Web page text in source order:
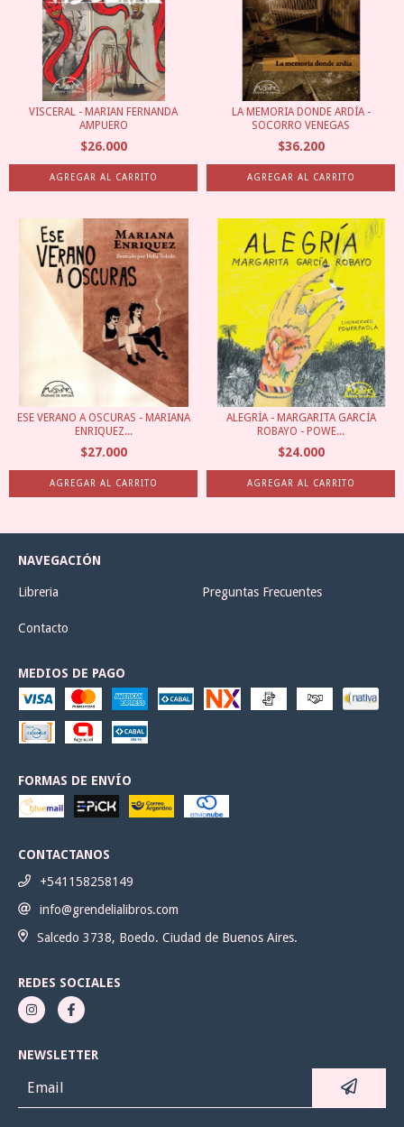
VISCERAL - MARIAN FERNANDA
AMPUERO
$26.000
LA MEMORIA DONDE ARDÍA -
SOCORRO VENEGAS
$36.200
ESE VERANO A OSCURAS - MARIANA
ENRIQUEZ...
$27.000
ALEGRÍA - MARGARITA GARCÍA
ROBAYO - POWE...
$24.000
NAVEGACIÓN
Libreria Preguntas Frecuentes
Contacto
MEDIOS DE PAGO
FORMAS DE ENVÍO
CONTACTANOS
+541158258149
info@grendelialibros.com
Salcedo 3738, Boedo. Ciudad de Buenos Aires.
REDES SOCIALES
NEWSLETTER